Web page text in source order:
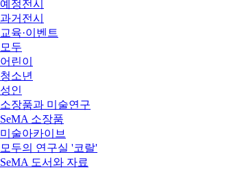
예정전시
과거전시
교육·이벤트
모두
어린이
청소년
성인
소장품과 미술연구
SeMA 소장품
미술아카이브
모두의 연구실 '코랄'
SeMA 도서와 자료